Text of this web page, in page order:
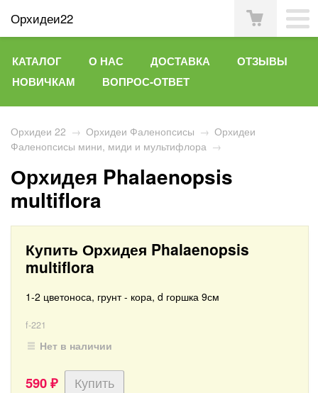
Орхидеи22
КАТАЛОГ О НАС ДОСТАВКА
ОТЗЫВЫ
НОВИЧКАМ
ВОПРОС-ОТВЕТ
Орхидеи 22 → Орхидеи Фаленопсисы → Орхидеи
Фаленопсисы мини, миди и мультифлора →
Орхидея Phalaenopsis
multiflora
Купить Орхидея Phalaenopsis
multiflora
1-2 цветоноса, грунт - кора, d горшка 9см
f-221
Нет в наличии
590 ₽